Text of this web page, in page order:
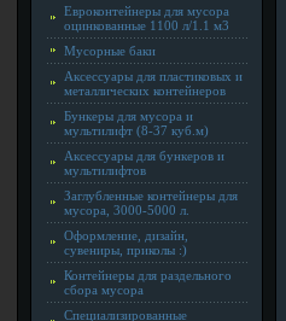
Евроконтейнеры для мусора
оцинкованные 1100 л/1.1 м3
Мусорные баки
Аксессуары для пластиковых и
металлических контейнеров
Бункеры для мусора и
мультилифт (8-37 куб.м)
Аксессуары для бункеров и
мультилифтов
Заглубленные контейнеры для
мусора, 3000-5000 л.
Оформление, дизайн,
сувениры, приколы :)
Контейнеры для раздельного
сбора мусора
Специализированные